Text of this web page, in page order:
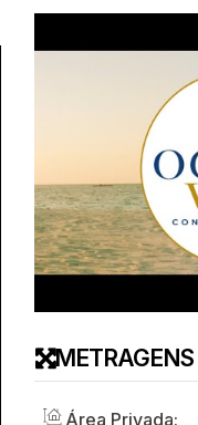
Área Privada: